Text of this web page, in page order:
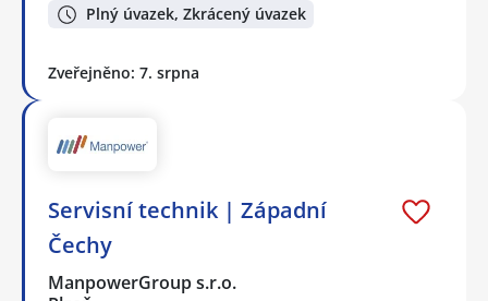
Plný úvazek, Zkrácený úvazek
Zveřejněno: 7. srpna
Servisní technik | Západní
Čechy
ManpowerGroup s.r.o.